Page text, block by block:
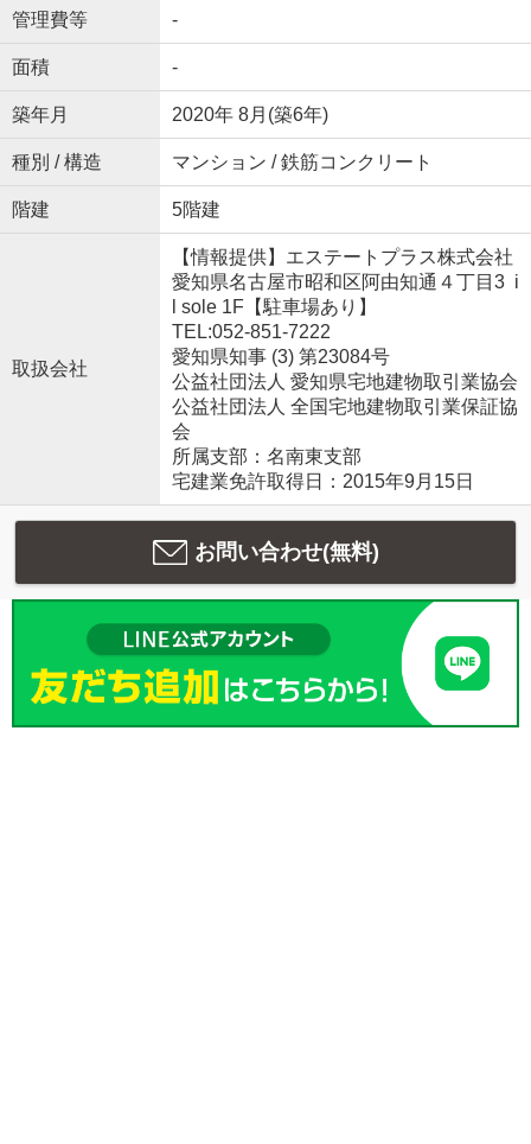
管理費等 -
面積 -
築年月 2020年 8月(築6年)
種別 / 構造 マンション / 鉄筋コンクリート
階建 5階建
取扱会社
【情報提供】エステートプラス株式会社
愛知県名古屋市昭和区阿由知通４丁目3 i
l sole 1F【駐車場あり】
TEL:052-851-7222
愛知県知事 (3) 第23084号
公益社団法人 愛知県宅地建物取引業協会
公益社団法人 全国宅地建物取引業保証協
会
所属支部：名南東支部
宅建業免許取得日：2015年9月15日
お問い合わせ(無料)